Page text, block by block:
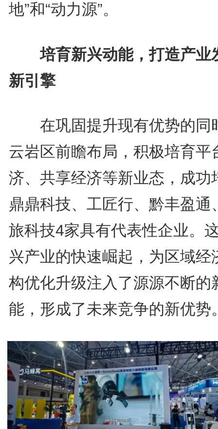
地”和“动力源”。
培育新兴动能，打造产业
新引擎
在巩固提升现有优势的同
云岩区前瞻布局，积极培育平
济、共享经济等新业态，成功
鼎鼎科技、工匠行、黔丰盈通
旅科技4家具有代表性企业。
兴产业的快速崛起，为区域经
构优化升级注入了源源不断的
能，形成了未来竞争的新优势